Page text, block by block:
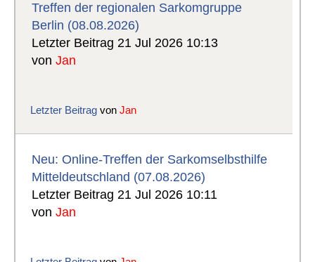
Treffen der regionalen Sarkomgruppe
Berlin (08.08.2026)
Letzter Beitrag 21 Jul 2026 10:13
vonJan
Letzter Beitrag vonJan
Neu: Online-Treffen der Sarkomselbsthilfe
Mitteldeutschland (07.08.2026)
Letzter Beitrag 21 Jul 2026 10:11
vonJan